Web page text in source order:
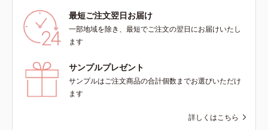
最短ご注文翌日お届け
一部地域を除き、最短でご注文の翌日にお届けいたし
ます
サンプルプレゼント
サンプルはご注文商品の合計個数までお選びいただけ
ます
詳しくはこちら